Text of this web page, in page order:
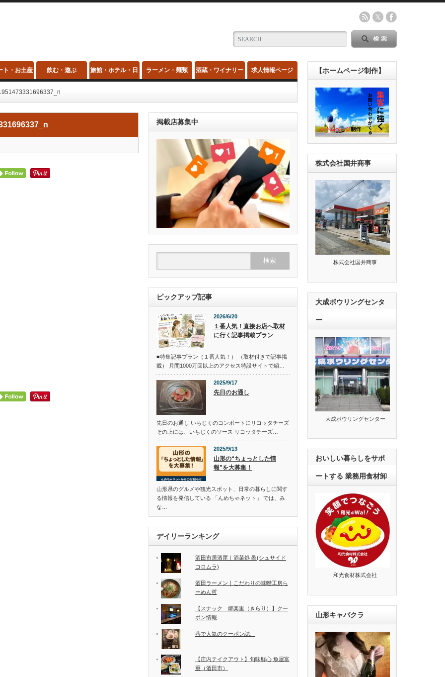
ト・お土産 飲む・遊ぶ 旅館・ホテル・日 ラーメン・麺類 酒蔵・ワイナリー 求人情報ページ
掲載店募集中
ピックアップ記事
2026/6/20
１番人気！直接お店へ取材
に行く記事掲載プラン
■特集記事プラン（１番人気！） （取材付きで記事掲
載） 月間1000万回以上のアクセス特設サイトで紹…
2025/9/17
先日のお通し
先日のお通し いちじくのコンポートにリコッタチーズ
その上には、いちじくのソース リコッタチーズ…
2025/9/13
山形の“ちょっとした情
報”を大募集！
山形県のグルメや観光スポット、日常の暮らしに関す
る情報を発信している 「んめちゃネット」 では、み
な…
デイリーランキング
酒田市居酒屋｜酒菜処 邑(シュサイド
コロムラ)
酒田ラーメン｜こだわりの味噌工房ら
ーめん哲
【スナック 郷楽里（きらり）】クー
ポン情報
巷で人気のクーポン誌、
【庄内テイクアウト】旬味鮮心 魚屋富
重（酒田市）
【ホームページ制作】
株式会社国井商事
株式会社国井商事
大成ボウリングセンタ
ー
大成ボウリングセンター
おいしい暮らしをサポ
ートする 業務用食材卸
和光食材株式会社
山形キャバクラ